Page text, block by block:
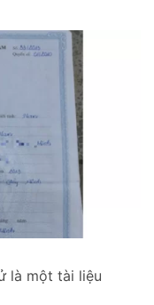
là một tài liệu